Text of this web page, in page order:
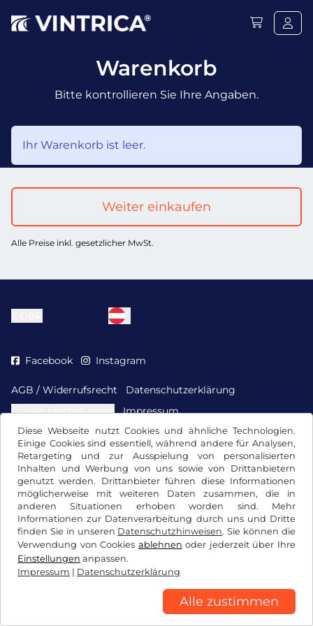
Diese Webseite nutzt Cookies und ähnliche Technologien.
Einige Cookies sind essentiell, während andere für Analysen,
Retargeting und zur Ausspielung von personalisierten
Inhalten und Werbung von uns sowie von Drittanbietern
genutzt werden. Drittanbieter führen diese Informationen
möglicherweise mit weiteren Daten zusammen, die in
anderen Situationen erhoben worden sind. Mehr
Informationen zur Datenverarbeitung durch uns und Dritte
finden Sie in unseren Datenschutzhinweisen. Sie können die
Verwendung von Cookies ablehnen oder jederzeit über Ihre
Einstellungen anpassen.
Impressum | Datenschutzerklärung
Alle zustimmen
Warenkorb
Bitte kontrollieren Sie Ihre Angaben.
Ihr Warenkorb ist leer.
Weiter einkaufen
Alle Preise inkl. gesetzlicher MwSt.
Facebook Instagram
AGB / Widerrufsrecht
Datenschutzerklärung
Cookie Einstellungen
Impressum